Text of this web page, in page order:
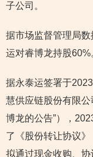
子公司。
据市场监督管理局
运对睿博龙持股60%
据永泰运签署于
慧供应链股份有限
博龙的公告”），
了《股份转让协议》
拟通过现金收购、